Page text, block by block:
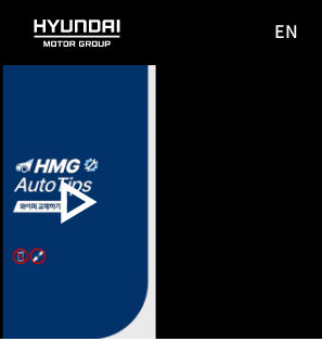
HYUNDAI
MOTOR
EN